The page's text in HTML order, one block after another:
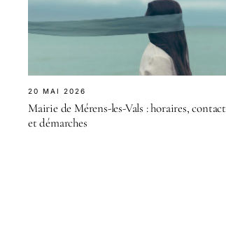
20 MAI 2026
Mairie de Mérens-les-Vals : horaires, contact
et démarches